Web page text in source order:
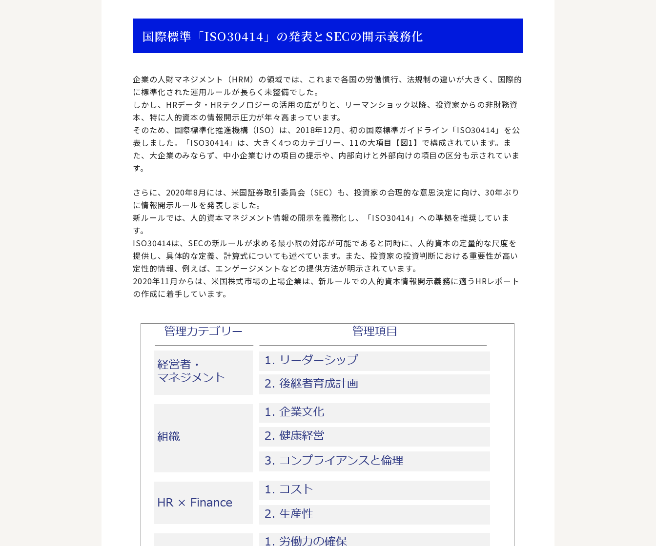
国際標準「ISO30414」の発表とSECの開示義務化
企業の人財マネジメント（HRM）の領域では、これまで各国の労働慣行、法規制の違いが大きく、国際的
に標準化された運用ルールが長らく未整備でした。
しかし、HRデータ・HRテクノロジーの活用の広がりと、リーマンショック以降、投資家からの非財務資
本、特に人的資本の情報開示圧力が年々高まっています。
そのため、国際標準化推進機構（ISO）は、2018年12月、初の国際標準ガイドライン「ISO30414」を公
表しました。「ISO30414」は、大きく4つのカテゴリー、11の大項目【図1】で構成されています。ま
た、大企業のみならず、中小企業むけの項目の提示や、内部向けと外部向けの項目の区分も示されていま
す。
さらに、2020年8月には、米国証券取引委員会（SEC）も、投資家の合理的な意思決定に向け、30年ぶり
に情報開示ルールを発表しました。
新ルールでは、人的資本マネジメント情報の開示を義務化し、「ISO30414」への準拠を推奨していま
す。
ISO30414は、SECの新ルールが求める最小限の対応が可能であると同時に、人的資本の定量的な尺度を
提供し、具体的な定義、計算式についても述べています。また、投資家の投資判断における重要性が高い
定性的情報、例えば、エンゲージメントなどの提供方法が明示されています。
2020年11月からは、米国株式市場の上場企業は、新ルールでの人的資本情報開示義務に適うHRレポート
の作成に着手しています。